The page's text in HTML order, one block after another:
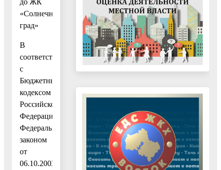
«Солнечный
град»
В
соответствии
с
Бюджетным
кодексом
Российской
Федерации,
Федеральным
законом
от
06.10.2003